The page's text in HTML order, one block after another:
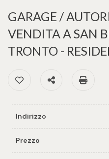
GARAGE /
VENDITA A SAN
TRONTO -
Preferiti: Cod. 34158
Condividi
Indirizzo
Prezzo
Richiedi
un
tuo
Provincia
Comune
Tipologia